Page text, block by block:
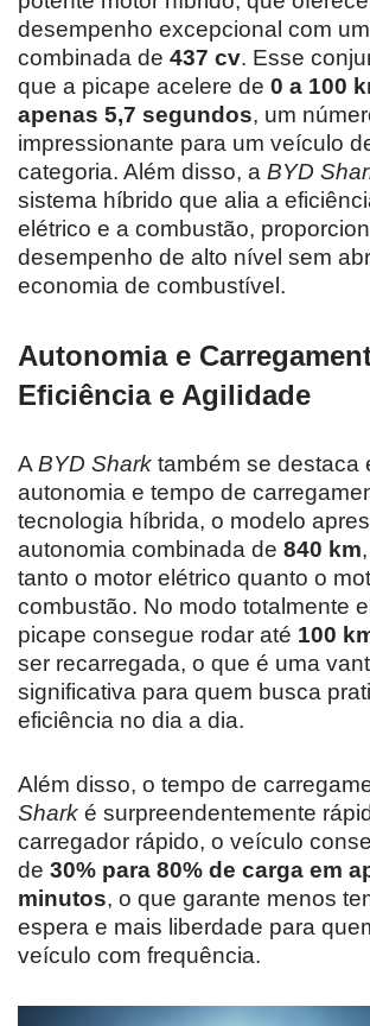
desempenho excepcional com
combinada de 437 cv. Esse
que a picape acelere de 0 a 100
apenas 5,7 segundos, um
impressionante para um veículo
categoria. Além disso, a BYD
sistema híbrido que alia a
elétrico e a combustão,
desempenho de alto nível sem
economia de combustível.
Autonomia e
Eficiência e Agilidade
A BYD Shark também se destaca
autonomia e tempo de
tecnologia híbrida, o modelo
autonomia combinada de 840 km
tanto o motor elétrico quanto o
combustão. No modo totalmente
picape consegue rodar até 100
ser recarregada, o que é uma
significativa para quem busca
eficiência no dia a dia.
Além disso, o tempo de
Shark é surpreendentemente
carregador rápido, o veículo
de 30% para 80% de carga em
minutos, o que garante menos
espera e mais liberdade para
veículo com frequência.